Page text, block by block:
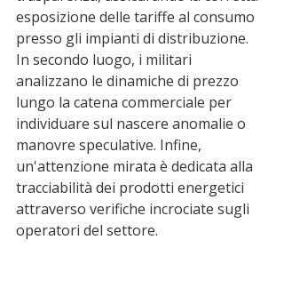
esposizione delle tariffe al consumo
presso gli impianti di distribuzione.
In secondo luogo, i militari
analizzano le dinamiche di prezzo
lungo la catena commerciale per
individuare sul nascere anomalie o
manovre speculative. Infine,
un'attenzione mirata è dedicata alla
tracciabilità dei prodotti energetici
attraverso verifiche incrociate sugli
operatori del settore.